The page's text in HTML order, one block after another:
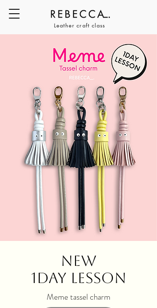
Leather craft class
NEW
1DAY LESSON
Meme tassel charm